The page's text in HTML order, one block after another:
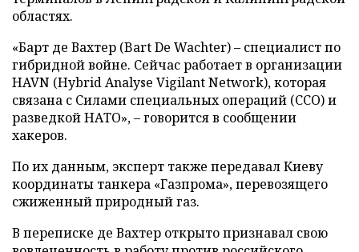
областях.
«Барт де Вахтер (Bart De Wachter) – специалист по
гибридной войне. Сейчас работает в организации
HAVN (Hybrid Analyse Vigilant Network), которая
связана с Силами специальных операций (ССО) и
разведкой НАТО», – говорится в сообщении
хакеров.
По их данным, эксперт также передавал Киеву
координаты танкера «Газпрома», перевозящего
сжиженный природный газ.
В переписке де Вахтер открыто признавал свою